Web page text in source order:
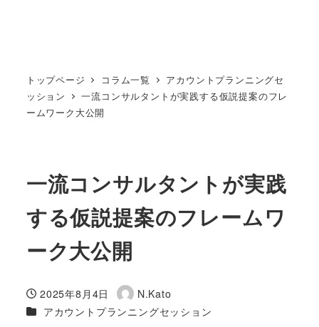
トップページ コラム一覧
アカウントプランニングセ
ッション
一流コンサルタントが実践する仮説提案のフレ
ームワーク大公開
一流コンサルタントが実践
する仮説提案のフレームワ
ーク大公開
投稿日
2025年8月4日
著
者
N.Kato
カテゴリー
アカウントプランニングセッション